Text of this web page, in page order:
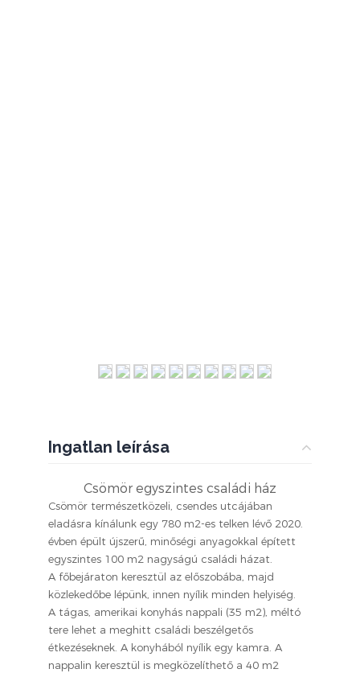
Ingatlan leírása
Csömör egyszintes családi ház
Csömör természetközeli, csendes utcájában
eladásra kínálunk egy 780 m2-es telken lévő 2020.
évben épült újszerű, minőségi anyagokkal épített
egyszintes 100 m2 nagyságú családi házat.
A főbejáraton keresztül az előszobába, majd
közlekedőbe lépünk, innen nyílik minden helyiség.
A tágas, amerikai konyhás nappali (35 m2), méltó
tere lehet a meghitt családi beszélgetős
étkezéseknek. A konyhából nyílik egy kamra. A
nappalin keresztül is megközelíthető a 40 m2